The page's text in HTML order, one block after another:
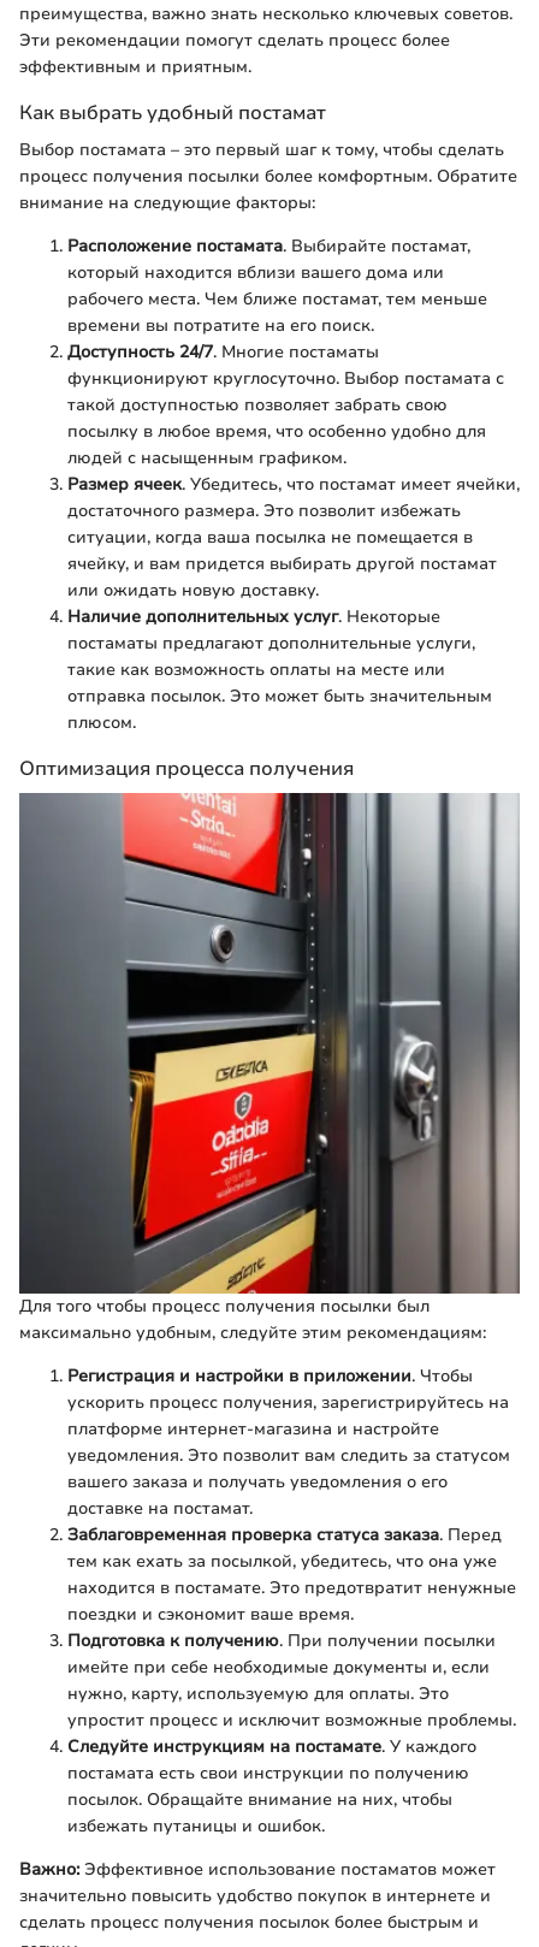
преимущества, важно знать несколько ключевых советов.
Эти рекомендации помогут сделать процесс более
эффективным и приятным.
Как выбрать удобный постамат
Выбор постамата – это первый шаг к тому, чтобы сделать
процесс получения посылки более комфортным. Обратите
внимание на следующие факторы:
Расположение постамата. Выбирайте постамат,
который находится вблизи вашего дома или
рабочего места. Чем ближе постамат, тем меньше
времени вы потратите на его поиск.
Доступность 24/7. Многие постаматы
функционируют круглосуточно. Выбор постамата с
такой доступностью позволяет забрать свою
посылку в любое время, что особенно удобно для
людей с насыщенным графиком.
Размер ячеек. Убедитесь, что постамат имеет ячейки,
достаточного размера. Это позволит избежать
ситуации, когда ваша посылка не помещается в
ячейку, и вам придется выбирать другой постамат
или ожидать новую доставку.
Наличие дополнительных услуг. Некоторые
постаматы предлагают дополнительные услуги,
такие как возможность оплаты на месте или
отправка посылок. Это может быть значительным
плюсом.
Оптимизация процесса получения
Для того чтобы процесс получения посылки был
максимально удобным, следуйте этим рекомендациям:
Регистрация и настройки в приложении. Чтобы
ускорить процесс получения, зарегистрируйтесь на
платформе интернет-магазина и настройте
уведомления. Это позволит вам следить за статусом
вашего заказа и получать уведомления о его
доставке на постамат.
Заблаговременная проверка статуса заказа. Перед
тем как ехать за посылкой, убедитесь, что она уже
находится в постамате. Это предотвратит ненужные
поездки и сэкономит ваше время.
Подготовка к получению. При получении посылки
имейте при себе необходимые документы и, если
нужно, карту, используемую для оплаты. Это
упростит процесс и исключит возможные проблемы.
Следуйте инструкциям на постамате. У каждого
постамата есть свои инструкции по получению
посылок. Обращайте внимание на них, чтобы
избежать путаницы и ошибок.
Важно:Эффективное использование постаматов может
значительно повысить удобство покупок в интернете и
сделать процесс получения посылок более быстрым и